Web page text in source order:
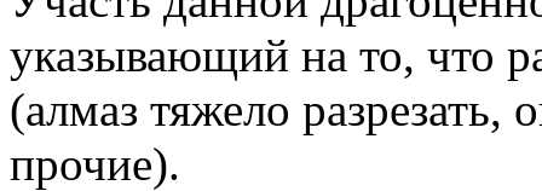
указывающий на то, что
(алмаз тяжело разрезать,
прочие).